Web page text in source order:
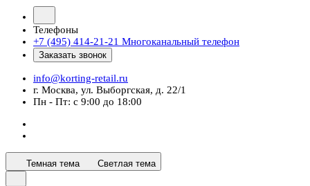
Телефоны
+7 (495) 414-21-21 Многоканальный телефон
Заказать звонок
info@korting-retail.ru
г. Москва, ул. Выборгская, д. 22/1
Пн - Пт: с 9:00 до 18:00
Темная тема Светлая тема